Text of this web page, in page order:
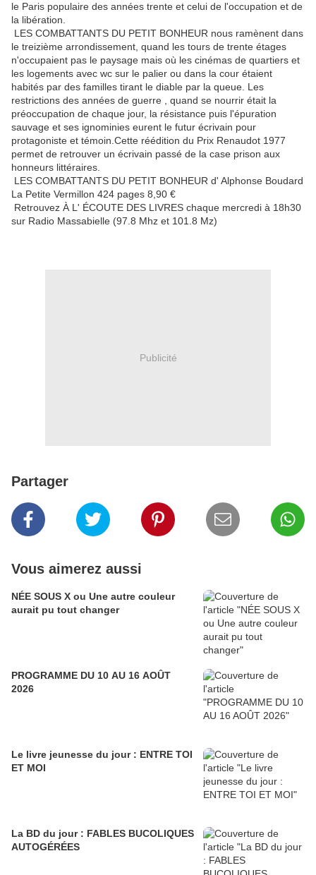
le Paris populaire des années trente et celui de l'occupation et de
la libération.
LES COMBATTANTS DU PETIT BONHEUR nous ramènent dans
le treizième arrondissement, quand les tours de trente étages
n'occupaient pas le paysage mais où les cinémas de quartiers et
les logements avec wc sur le palier ou dans la cour étaient
habités par des familles tirant le diable par la queue. Les
restrictions des années de guerre , quand se nourrir était la
préoccupation de chaque jour, la résistance puis l'épuration
sauvage et ses ignominies eurent le futur écrivain pour
protagoniste et témoin.Cette réédition du Prix Renaudot 1977
permet de retrouver un écrivain passé de la case prison aux
honneurs littéraires.
LES COMBATTANTS DU PETIT BONHEUR d' Alphonse Boudard
La Petite Vermillon 424 pages 8,90 €
Retrouvez À L' ÉCOUTE DES LIVRES chaque mercredi à 18h30
sur Radio Massabielle (97.8 Mhz et 101.8 Mz)
Publicité
Partager
Vous aimerez aussi
NÉE SOUS X ou Une autre couleur
aurait pu tout changer
PROGRAMME DU 10 AU 16 AOÛT
2026
Le livre jeunesse du jour : ENTRE TOI
ET MOI
La BD du jour : FABLES BUCOLIQUES
AUTOGÉRÉES